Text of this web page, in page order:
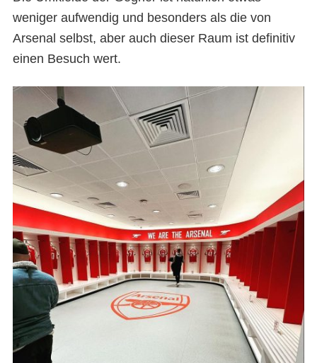
weniger aufwendig und besonders als die von
Arsenal selbst, aber auch dieser Raum ist definitiv
einen Besuch wert.